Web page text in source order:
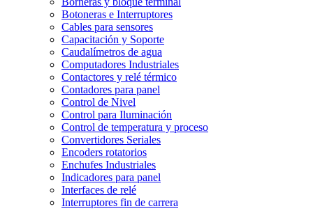
Botoneras e Interruptores
Cables para sensores
Capacitación y Soporte
Caudalímetros de agua
Computadores Industriales
Contactores y relé térmico
Contadores para panel
Control de Nivel
Control para Iluminación
Control de temperatura y proceso
Convertidores Seriales
Encoders rotatorios
Enchufes Industriales
Indicadores para panel
Interfaces de relé
Interruptores fin de carrera